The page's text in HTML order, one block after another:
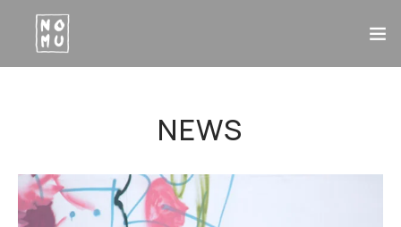
MENU
CONTACT
NEWS